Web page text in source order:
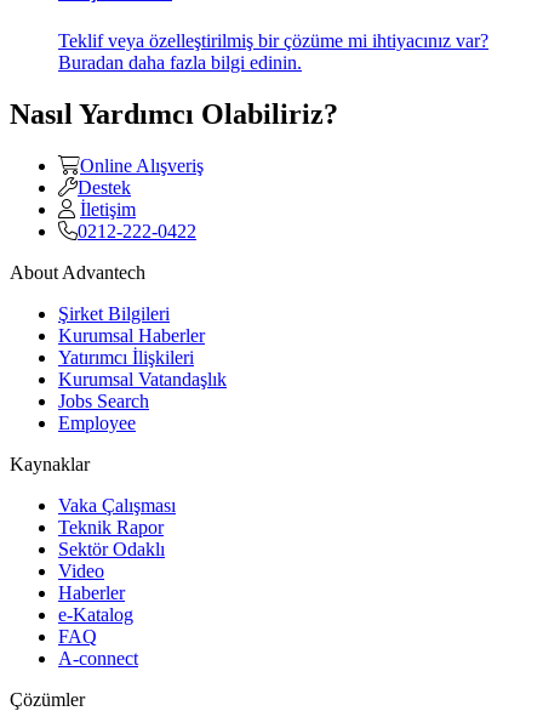
Teklif veya özelleştirilmiş bir çözüme mi ihtiyacınız var?
Buradan daha fazla bilgi edinin.
Nasıl Yardımcı Olabiliriz?
Online Alışveriş
Destek
İletişim
0212-222-0422
About Advantech
Şirket Bilgileri
Kurumsal Haberler
Yatırımcı İlişkileri
Kurumsal Vatandaşlık
Jobs Search
Employee
Kaynaklar
Vaka Çalışması
Teknik Rapor
Sektör Odaklı
Video
Haberler
e-Katalog
FAQ
A-connect
Çözümler